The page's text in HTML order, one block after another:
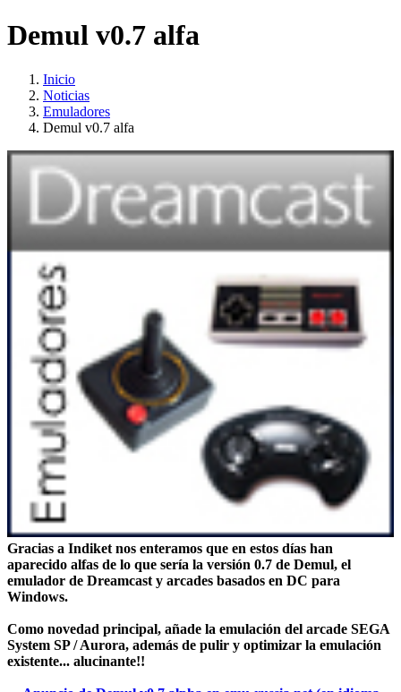
Demul v0.7 alfa
Inicio
Noticias
Emuladores
Demul v0.7 alfa
Gracias a Indiket nos enteramos que en estos días han
aparecido alfas de lo que sería la versión 0.7 de Demul, el
emulador de Dreamcast y arcades basados en DC para
Windows.
Como novedad principal, añade la emulación del arcade SEGA
System SP / Aurora, además de pulir y optimizar la emulación
existente... alucinante!!